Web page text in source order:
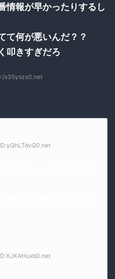
情報が早かったりするし
て何が悪いんだ？？
叩きすぎだろ
x35yszs0.net